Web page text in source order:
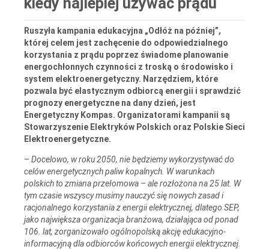
Ruszyła kampania edukacyjna „Odłóż na później”,
której celem jest zachęcenie do odpowiedzialnego
korzystania z prądu poprzez świadome planowanie
energochłonnych czynności z troską o środowisko i
system elektroenergetyczny. Narzędziem, które
pozwala być elastycznym odbiorcą energii i sprawdzić
prognozy energetyczne na dany dzień, jest
Energetyczny Kompas. Organizatorami kampanii są
Stowarzyszenie Elektryków Polskich oraz Polskie Sieci
Elektroenergetyczne.
– Docelowo, w roku 2050, nie będziemy wykorzystywać do
celów energetycznych paliw kopalnych. W warunkach
polskich to zmiana przełomowa – ale rozłożona na 25 lat. W
tym czasie wszyscy musimy nauczyć się nowych zasad i
racjonalnego korzystania z energii elektrycznej, dlatego SEP,
jako największa organizacja branżowa, działająca od ponad
106. lat, zorganizowało ogólnopolską akcję edukacyjno-
informacyjną dla odbiorców końcowych energii elektrycznej.